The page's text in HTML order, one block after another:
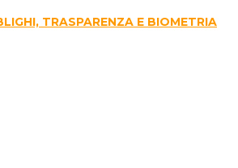
TRASPARENZA E BIOMETRIA